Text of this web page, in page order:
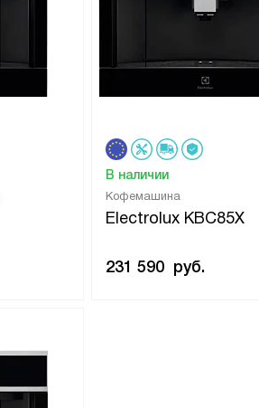
Кофемашина
Electrolux KBC85X
В наличии
231 590 руб.